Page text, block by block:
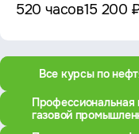
520 часов15 200
Все курсы по
Профессиональная
газовой